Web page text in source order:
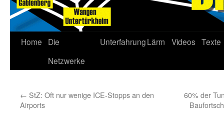
Home
Die
Netzwerke
UnterfahrungLärm Videos Texte
← StZ: Oft nur wenige ICE-Stopps an den
Airports
60% der